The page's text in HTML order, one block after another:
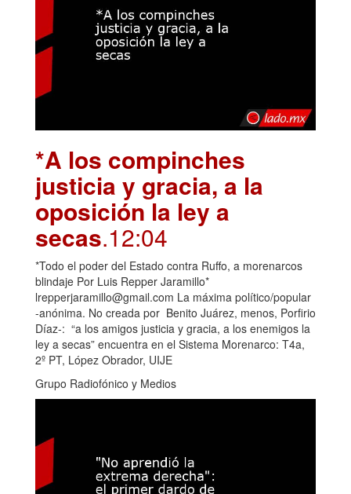
*A los compinches
justicia y gracia, a la
oposición la ley a
secas.12:04
*Todo el poder del Estado contra Ruffo, a morenarcos
blindaje Por Luis Repper Jaramillo*
lrepperjaramillo@gmail.com La máxima político/popular
-anónima. No creada por Benito Juárez, menos, Porfirio
Díaz-: “a los amigos justicia y gracia, a los enemigos la
ley a secas” encuentra en el Sistema Morenarco: T4a,
2º PT, López Obrador, UIJE
Grupo Radiofónico y Medios